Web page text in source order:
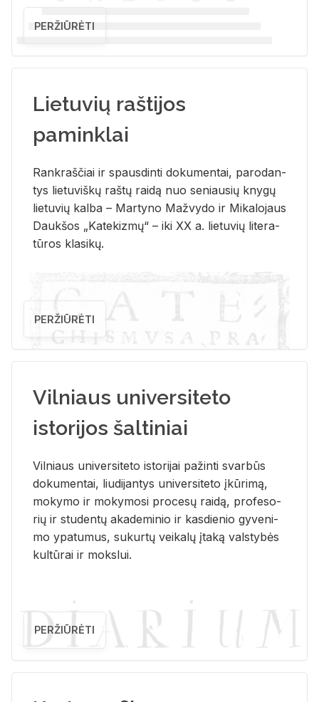
PERŽIŪRĖTI
Lietuvių raštijos
paminklai
Rank­raš­čiai ir spaus­din­ti do­ku­men­tai, pa­ro­dan­
tys lie­tu­viš­kų raš­tų rai­dą nuo se­niau­sių kny­gų
lie­tu­vių kal­ba – Mar­ty­no Ma­žvy­do ir Mi­ka­lo­jaus
Dauk­šos „Ka­te­kiz­mų“ – iki XX a. lie­tu­vių li­te­ra­
tū­ros kla­si­kų.
PERŽIŪRĖTI
Vilniaus universiteto
istorijos šaltiniai
Vil­niaus uni­ver­si­te­to is­to­ri­jai pa­žin­ti svar­būs
do­ku­men­tai, liu­di­jan­tys uni­ver­si­te­to įkū­ri­mą,
mo­ky­mo ir mo­ky­mo­si pro­ce­sų rai­dą, pro­fe­so­
rių ir stu­den­tų aka­de­mi­nio ir kas­die­nio gy­ve­ni­
mo ypa­tu­mus, su­kur­tų vei­ka­lų įta­ką vals­ty­bės
kul­tū­rai ir moks­lui.
PERŽIŪRĖTI